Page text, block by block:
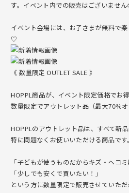
Move【ベビージム・マガジンラック】
First Woody Bike【はじめての乗り物
Rocking Horse【木馬】
amimals【手編みのコットンラトル】
HOPPL Closet【手編みのビブ&キャッ
す。イベント内での販売はございません
イベント会場には、お子さまが無料で
♡
《 数量限定 OUTLET SALE 》
HOPPL商品が、イベント限定価格でお
数量限定でアウトレット品（最大70％オ
HOPPLのアウトレット品は、すべて新
特に問題なくお使いいただける商品です。
「子どもが使うものだからキズ・ヘコミ
「少しでも安くで買いたい！」
という方に数量限定で販売させていただ